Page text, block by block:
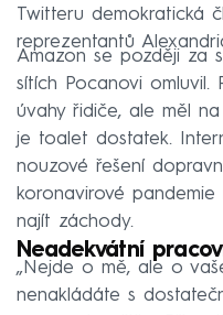
Twitteru demokratická
reprezentantů
Amazon se později za
sítích Pocanovi
úvahy řidiče, ale měl
je toalet dostatek.
nouzové řešení
koronavirové
najít záchody.
Neadekvátní
„Nejde o mě, ale o
nenakládáte s